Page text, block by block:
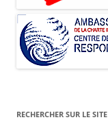
RECHERCHER SUR LE SITE